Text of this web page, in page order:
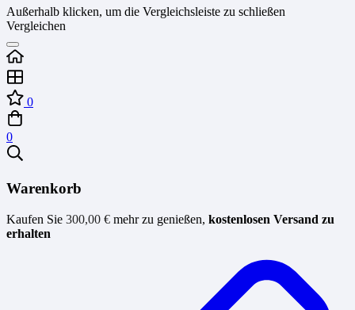
Außerhalb klicken, um die Vergleichsleiste zu schließen
Vergleichen
0
0
Warenkorb
Kaufen Sie 300,00 € mehr zu genießen, kostenlosen Versand zu
erhalten